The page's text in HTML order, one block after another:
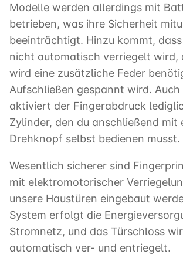
Modelle werden allerdings mit
betrieben, was ihre Sicherheit
beeinträchtigt. Hinzu kommt,
nicht automatisch verriegelt wird,
wird eine zusätzliche Feder
Aufschließen gespannt wird.
aktiviert der Fingerabdruck
Zylinder, den du anschließend mit
Drehknopf selbst bedienen musst.
Wesentlich sicherer sind
mit elektromotorischer
unsere Haustüren eingebaut
System erfolgt die
Stromnetz, und das Türschloss
automatisch ver- und entriegelt.